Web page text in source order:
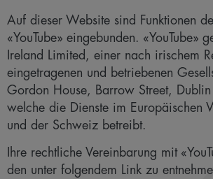
Auf dieser Website sind Funktionen
«YouTube» eingebunden. «YouTube»
Ireland Limited, einer nach irischem
eingetragenen und betriebenen
Gordon House, Barrow Street,
welche die Dienste im Europäischen
und der Schweiz betreibt.
Ihre rechtliche Vereinbarung mit
den unter folgendem Link zu